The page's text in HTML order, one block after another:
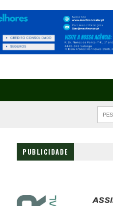
PUBLICIDADE